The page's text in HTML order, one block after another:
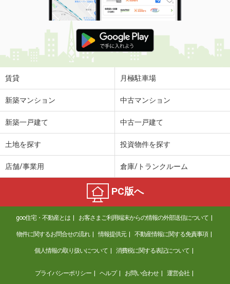
賃貸 月極駐車場
新築マンション 中古マンション
新築一戸建て 中古一戸建て
土地を探す 投資物件を探す
店舗/事業用 倉庫/トランクルーム
PC版へ
goo住宅・不動産とは お客さまご利用端末からの情報の外部送信について
物件に関するお問合せの流れ 情報提供元 不動産情報に関する免責事項
個人情報の取り扱いについて 消費税に関する表記について
プライバシーポリシー ヘルプ お問い合わせ 運営会社